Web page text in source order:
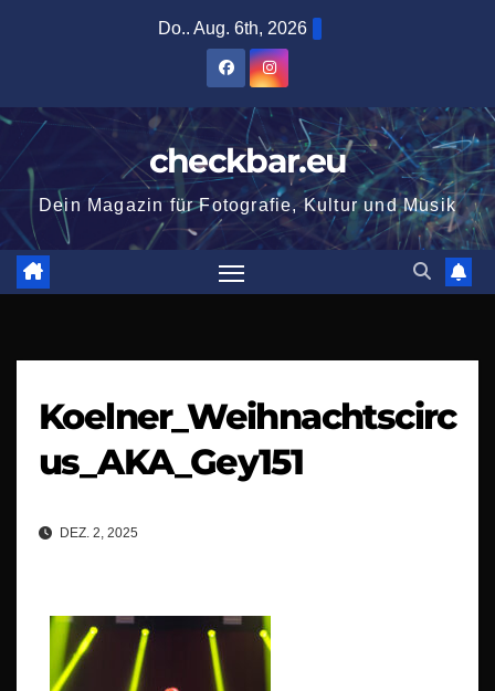
Do.. Aug. 6th, 2026
checkbar.eu
Dein Magazin für Fotografie, Kultur und Musik
Koelner_Weihnachtscirc
us_AKA_Gey151
DEZ. 2, 2025